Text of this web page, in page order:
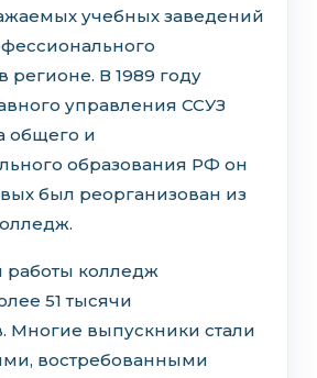
учебных заведений
регионе. В 1989 году
управления ССУЗ
общего и
образования РФ он
был реорганизован из
работы колледж
51 тысячи
Многие выпускники стали
востребованными